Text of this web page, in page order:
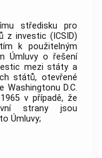
středisku pro
z investic (ICSID)
k použitelným
Úmluvy o řešení
mezi státy a
států, otevřené
Washingtonu D.C.
v případě, že
strany jsou
Úmluvy;